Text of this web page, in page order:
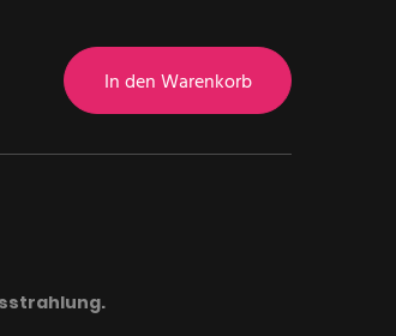
In den Warenkorb